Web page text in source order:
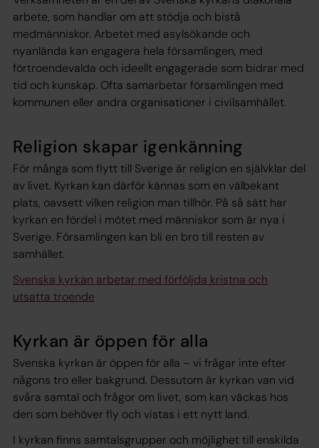
arbete, som handlar om att stödja och bistå
medmänniskor. Arbetet med asylsökande och
nyanlända kan engagera hela församlingen, med
förtroendevalda och ideellt engagerade som bidrar med
tid och kunskap. Ofta samarbetar församlingen med
kommunen eller andra organisationer i civilsamhället.
Religion skapar igenkänning
För många som flytt till Sverige är religion en självklar del
av livet. Kyrkan kan därför kännas som en välbekant
plats, oavsett vilken religion man tillhör. På så sätt har
kyrkan en fördel i mötet med människor som är nya i
Sverige. Församlingen kan bli en bro till resten av
samhället.
Svenska kyrkan arbetar med förföljda kristna och
utsatta troende
Kyrkan är öppen för alla
Svenska kyrkan är öppen för alla – vi frågar inte efter
någons tro eller bakgrund. Dessutom är kyrkan van vid
svåra samtal och frågor om livet, som kan väckas hos
den som behöver fly och vistas i ett nytt land.
I kyrkan finns samtalsgrupper och möjlighet till enskilda